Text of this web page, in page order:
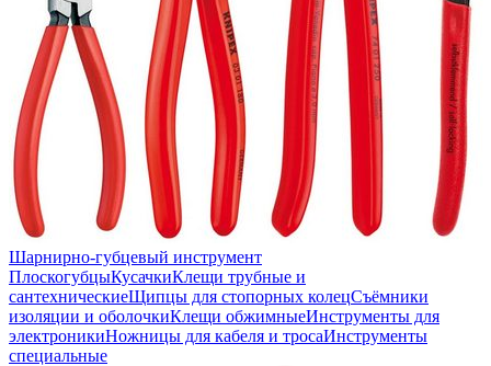
Шарнирно-губцевый инструмент
ПлоскогубцыКусачкиКлещи трубные и
сантехническиеЩипцы для стопорных колецСъёмники
изоляции и оболочкиКлещи обжимныеИнструменты для
электроникиНожницы для кабеля и тросаИнструменты
специальные